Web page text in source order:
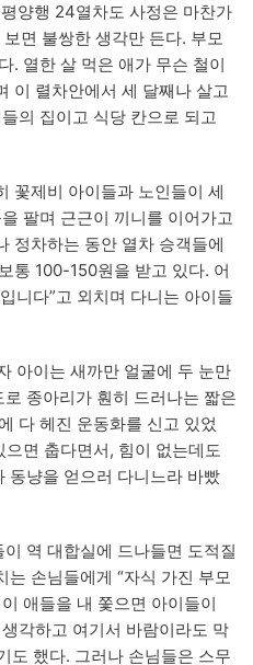
양행 24열차도 사정은 마찬가
면 불쌍한 생각만 든다. 부모
. 열한 살 먹은 애가 무슨 철이
이 렬차안에서 세 달째나 살고
의 집이고 식당 칸으로 되고
꽃제비 아이들과 노인들이 세
팔며 근근이 끼니를 이어가고
정차하는 동안 열차 승객들에
통 100-150원을 받고 있다. 어
니다”고 외치며 다니는 아이들
아이는 새까만 얼굴에 두 눈만
종아리가 훤히 드러나는 짧은
다 헤진 운동화를 신고 있었
면 춥다면서, 힘이 없는데도
동냥을 얻으러 다니느라 바빴
역 대합실에 드나들면 도적질
손님들에게 “자식 가진 부모
애들을 내 쫓으면 아이들이
각하고 여기서 바람이라도 막
도 했다. 그러나 손님들은 스무